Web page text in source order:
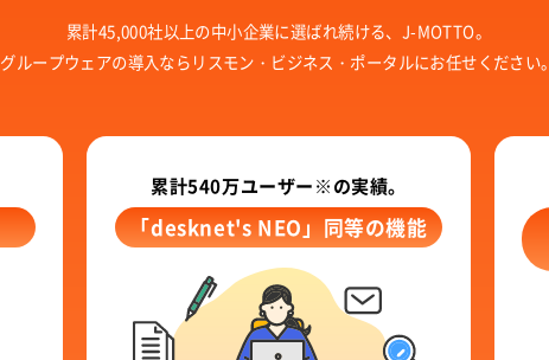
累計45,000社以上の中小企業に選ばれ続ける、J-MOTTO。
グループウェアの導入なら リスモン・ビジネス・ポータルにお任せください。
累計540万ユーザー※の実績。
「desknet's NEO」同等の機能